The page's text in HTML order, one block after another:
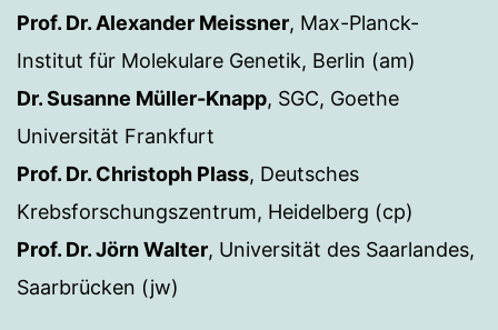
Prof. Dr. Alexander Meissner, Max-Planck-
Institut für Molekulare Genetik, Berlin (am)
Dr. Susanne Müller-Knapp, SGC, Goethe
Universität Frankfurt
Prof. Dr. Christoph Plass, Deutsches
Krebsforschungszentrum, Heidelberg (cp)
Prof. Dr. Jörn Walter, Universität des Saarlandes,
Saarbrücken (jw)